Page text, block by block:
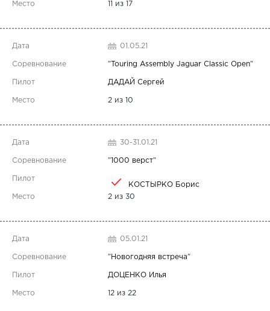
11 из 17
01.05.21
" Touring Assembly Jaguar Classic Open"
ДАДАЙ Сергей
2 из 10
30-31.01.21
"1000 верст"
КОСТЫРКО Борис
2 из 30
05.01.21
"Новогодняя встреча"
ДОЦЕНКО Илья
12 из 22